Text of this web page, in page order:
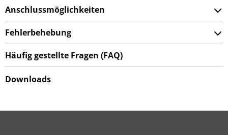
Anschlussmöglichkeiten
Fehlerbehebung
Häufig gestellte Fragen (FAQ)
Downloads